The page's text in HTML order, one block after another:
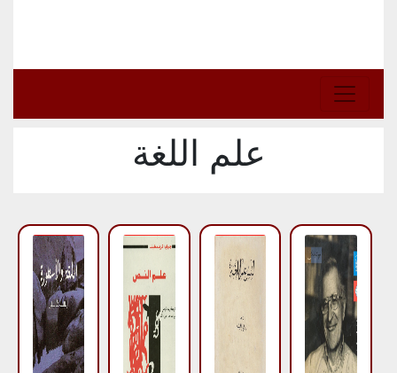
علم اللغة